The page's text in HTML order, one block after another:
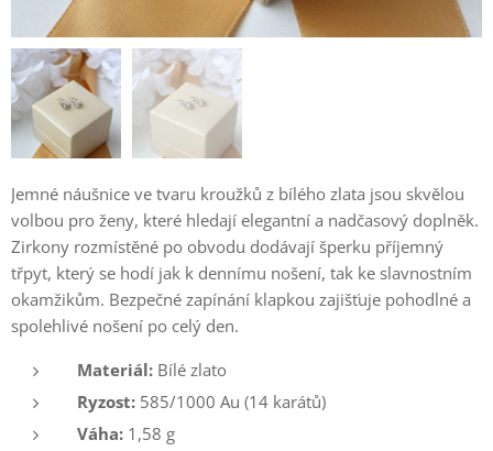
Jemné náušnice ve tvaru kroužků z bílého zlata jsou skvělou
volbou pro ženy, které hledají elegantní a nadčasový doplněk.
Zirkony rozmístěné po obvodu dodávají šperku příjemný
třpyt, který se hodí jak k dennímu nošení, tak ke slavnostním
okamžikům. Bezpečné zapínání klapkou zajišťuje pohodlné a
spolehlivé nošení po celý den.
Materiál: Bílé zlato
Ryzost: 585/1000 Au (14 karátů)
Váha: 1,58 g